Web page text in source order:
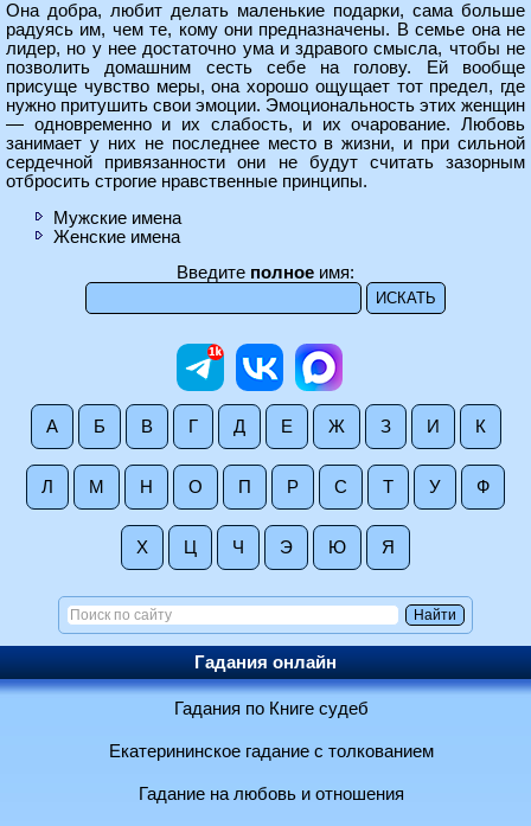
Она добра, любит делать маленькие подарки, сама больше
радуясь им, чем те, кому они предназначены. В семье она не
лидер, но у нее достаточно ума и здравого смысла, чтобы не
позволить домашним сесть себе на голову. Ей вообще
присуще чувство меры, она хорошо ощущает тот предел, где
нужно притушить свои эмоции. Эмоциональность этих женщин
— одновременно и их слабость, и их очарование. Любовь
занимает у них не последнее место в жизни, и при сильной
сердечной привязанности они не будут считать зазорным
отбросить строгие нравственные принципы.
Мужские имена
Женские имена
Введите полное имя:
А Б В Г Д Е Ж З И К
Л М Н О П Р С Т У Ф
Х Ц Ч Э Ю Я
Гадания онлайн
Гадания по Книге судеб
Екатерининское гадание с толкованием
Гадание на любовь и отношения